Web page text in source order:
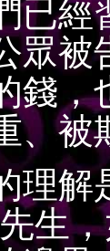
已經
眾被
錢，
、被
是
生